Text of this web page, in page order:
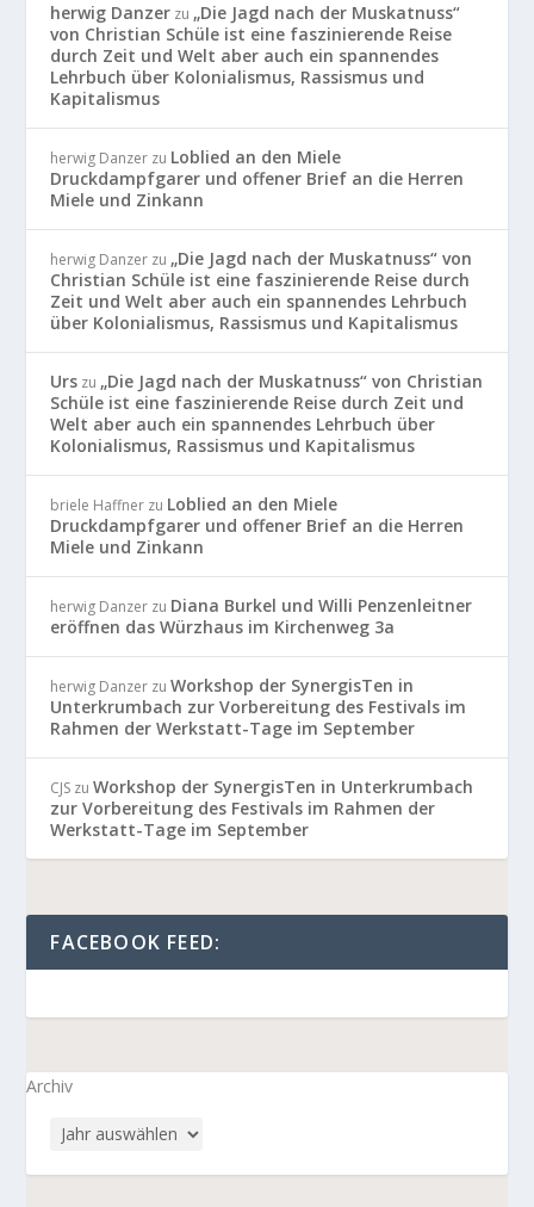
herwig Danzer zu „Die Jagd nach der Muskatnuss“
von Christian Schüle ist eine faszinierende Reise
durch Zeit und Welt aber auch ein spannendes
Lehrbuch über Kolonialismus, Rassismus und
Kapitalismus
herwig Danzer zu Loblied an den Miele
Druckdampfgarer und offener Brief an die Herren
Miele und Zinkann
herwig Danzer zu „Die Jagd nach der Muskatnuss“ von
Christian Schüle ist eine faszinierende Reise durch
Zeit und Welt aber auch ein spannendes Lehrbuch
über Kolonialismus, Rassismus und Kapitalismus
Urs zu „Die Jagd nach der Muskatnuss“ von Christian
Schüle ist eine faszinierende Reise durch Zeit und
Welt aber auch ein spannendes Lehrbuch über
Kolonialismus, Rassismus und Kapitalismus
briele Haffner zu Loblied an den Miele
Druckdampfgarer und offener Brief an die Herren
Miele und Zinkann
herwig Danzer zu Diana Burkel und Willi Penzenleitner
eröffnen das Würzhaus im Kirchenweg 3a
herwig Danzer zuWorkshop der SynergisTen in
Unterkrumbach zur Vorbereitung des Festivals im
Rahmen der Werkstatt-Tage im September
CJS zuWorkshop der SynergisTen in Unterkrumbach
zur Vorbereitung des Festivals im Rahmen der
Werkstatt-Tage im September
FACEBOOK FEED:
Archiv